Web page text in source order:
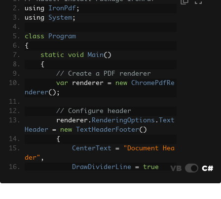
        pdfConverter
PdfFooterOptions
FooterText
"Page &p; of &P;"
        pdfConverter
FooterTextAlignment
ign
;
// Convert HTML file to PDF
byte
pdfBytes
pdfConverte
GetPdfBytesFromHtmlFile
"input.htm
l"
// Save to file
System
IO . File
WriteAllBytes
( "output-with-header-footer.pdf"
aders and footers created successfull
}
using IronPdf ;
using System;
class
Program
{
static
void Main()
{
// Create a PDF renderer
var renderer = new
ChromePdfRe
nderer();
// Configure header
        renderer
. RenderingOptions .
Text
Header
= new TextHeaderFooter()
{
CenterText
=
"Document Hea
der" ,
DrawDividerLine
=
true
VB C#